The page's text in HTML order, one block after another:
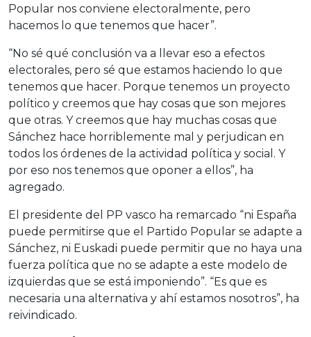
Popular nos conviene electoralmente, pero
hacemos lo que tenemos que hacer”.
“No sé qué conclusión va a llevar eso a efectos
electorales, pero sé que estamos haciendo lo que
tenemos que hacer. Porque tenemos un proyecto
político y creemos que hay cosas que son mejores
que otras. Y creemos que hay muchas cosas que
Sánchez hace horriblemente mal y perjudican en
todos los órdenes de la actividad política y social. Y
por eso nos tenemos que oponer a ellos”, ha
agregado.
El presidente del PP vasco ha remarcado “ni España
puede permitirse que el Partido Popular se adapte a
Sánchez, ni Euskadi puede permitir que no haya una
fuerza política que no se adapte a este modelo de
izquierdas que se está imponiendo”. “Es que es
necesaria una alternativa y ahí estamos nosotros”, ha
reivindicado.